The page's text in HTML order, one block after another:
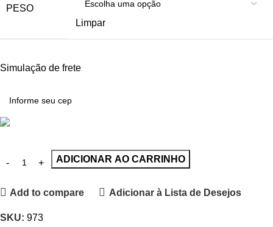
PESO
Limpar
Simulação de frete
ADICIONAR AO CARRINHO
Add to compare Adicionar à Lista de Desejos
SKU: 973